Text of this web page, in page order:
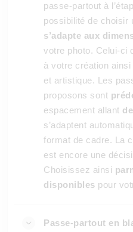
passe-partout à
possibilité de choisir
s’adapte aux
votre photo. Celui-ci
à votre création ainsi
et artistique. Les
proposons sont
espacement allant
s’adaptent
format de cadre. La
est encore une
Choisissez ainsi
disponibles pour
Passe-partout en